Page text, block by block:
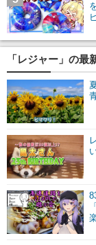
「レジャー」の最